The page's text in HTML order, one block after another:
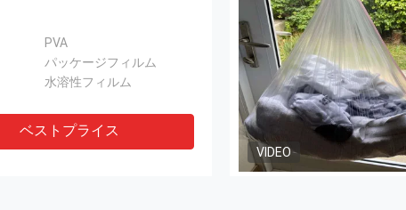
PVA
パッケージフィルム
水溶性フィルム
ベストプライス
VIDEO